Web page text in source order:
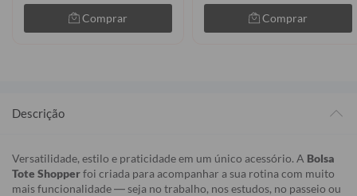
Comprar Comprar
Descrição
Versatilidade, estilo e praticidade em um único acessório. A Bolsa
Tote Shopperfoi criada para acompanhar a sua rotina com muito
mais funcionalidade — seja no trabalho, nos estudos, no passeio ou